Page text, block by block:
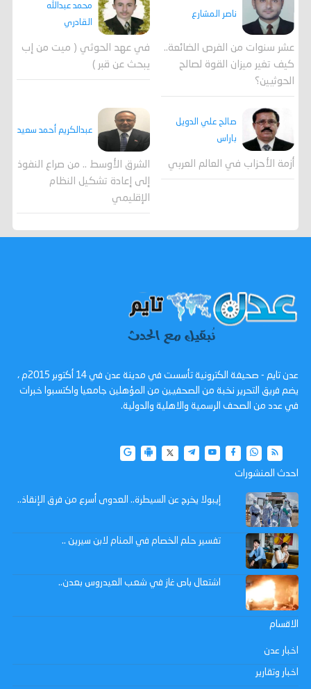
ناصر المشارع
عشر سنوات من الفرص الضائعة..
كيف تغير ميزان القوة لصالح
الحوثيين؟
محمد عبدالله
القادري
في عهد الحوثي ( ميت من إب
يبحث عن قبر )
صالح علي الدويل
باراس
أزمة الأحزاب في العالم العربي
عبدالكريم أحمد سعيد
الشرق الأوسط .. من صراع النفوذ
إلى إعادة تشكيل النظام
الإقليمي
عدن تايم - صحيفة الكترونية تأسست في مدينة عدن في 14 أكتوبر 2015م ،
يضم فريق التحرير نخبة من الصحفيين من المؤهلين جامعيا واكتسبوا خبرات
في عدد من الصحف الرسمية والاهلية والدولية.
احدث المنشورات
إيبولا يخرج عن السيطرة.. العدوى أسرع من فرق الإنقاذ..
تفسير حلم الخصام في المنام لابن سيرين ..
اشتعال باص غاز في شعب العيدروس بعدن..
الاقسام
اخبار عدن
اخبار وتقارير